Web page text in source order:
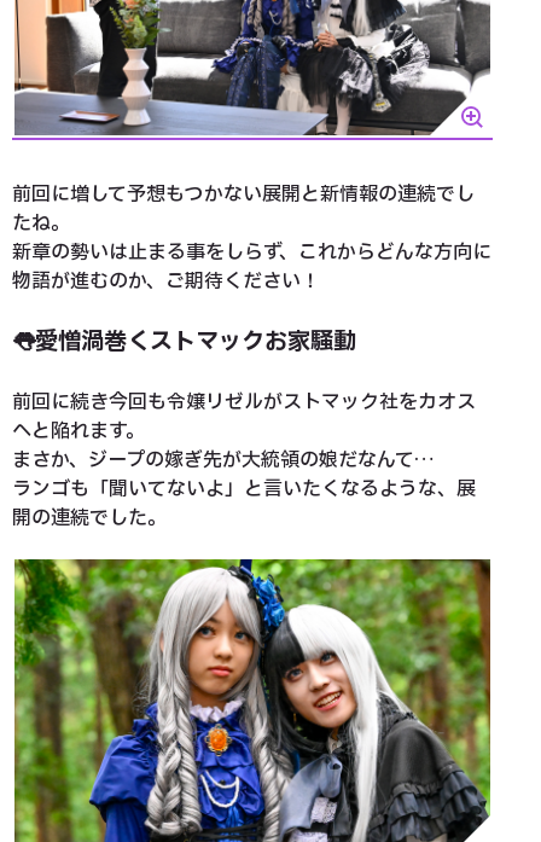
前回に増して予想もつかない展開と新情報の連続でし
たね。
新章の勢いは止まる事をしらず、これからどんな方向に
物語が進むのか、ご期待ください！
👅愛憎渦巻くストマックお家騒動
前回に続き今回も令嬢リゼルがストマック社をカオス
へと陥れます。
まさか、ジープの嫁ぎ先が大統領の娘だなんて…
ランゴも「聞いてないよ」と言いたくなるような、展
開の連続でした。